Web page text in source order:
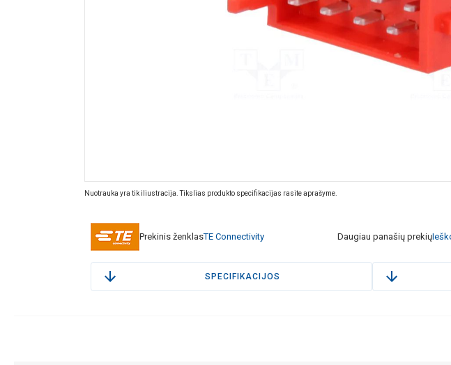
Nuotrauka yra tik iliustracija. Tikslias produkto specifikacijas rasite aprašyme.
Prekinis ženklasTE Connectivity Daugiau panašių prekių
SPECIFIKACIJOS